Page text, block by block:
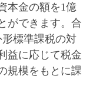
本金の額を1億
ができます。合
標準課税の対
益に応じて税金
規模をもとに課